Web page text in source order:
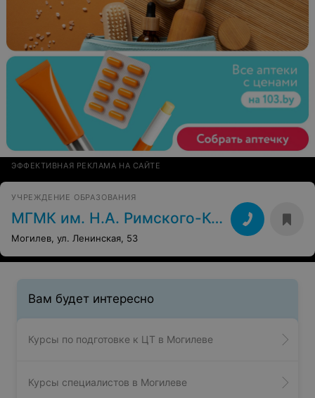
ЭФФЕКТИВНАЯ РЕКЛАМА НА САЙТЕ
УЧРЕЖДЕНИЕ ОБРАЗОВАНИЯ
МГМК им. Н.А. Римского-Корсакова
Могилев, ул. Ленинская, 53
Вам будет интересно
Курсы по подготовке к ЦТ в Могилеве
Курсы специалистов в Могилеве